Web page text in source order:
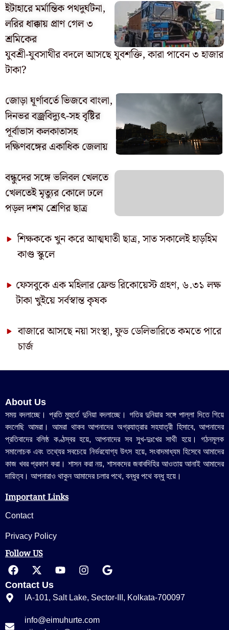
ইটাহারে মর্মান্তিক পথদুর্ঘটনা,
লরির ধাক্কায় প্রাণ গেল ৩
শ্রমিকের
যুবশ্রী-যুবসাথীর বদলে আসছে যুবশক্তি, কারা পাবেন ৩ হাজার
টাকা?
জোড়া ঘূর্ণাবর্তে ভিজবে বাংলা,
দিনভর বজ্রবিদ্যুৎ-সহ বৃষ্টির
পূর্বাভাস কলকাতাসহ
দক্ষিণবঙ্গের একাধিক জেলায়
বন্ধুদের সঙ্গে ভলিবল খেলতে
খেলতেই মৃত্যুর কোলে ঢলে
পড়ল দশম শ্রেণির ছাত্র
শিক্ষককে খুন করে আত্মঘাতী ছাত্র, সাত সকালেই হাড়হিম
কাণ্ড স্কুলে
ফেসবুকে এক মহিলার ফ্রেন্ড রিকোয়েস্ট গ্রহণ, ৬.৩১ লক্ষ
টাকা খুইয়ে সর্বস্বান্ত কৃষক
বাজারে আসছে নয়া সংস্থা, ফুড ডেলিভারিতে কমতে পারে
চার্জ
About Us
সময় বদলাচ্ছে। প্রতি মুহুর্তে দুনিয়া বদলাচ্ছে। গতির দুনিয়ার সঙ্গে পাল্লা দিতে গিয়ে
বদলেছি আমরা। আমরা থাকব আপনাদের অগ্রযাত্রার সহযাত্রী হিসাবে, আপনাদের
প্রতিবাদের বলিষ্ঠ কণ্ঠস্বর হয়ে, আপনাদের সব সুখ-দুঃখের সাথী হয়ে। গঠনমূলক
সমালোচক এবং তথ্যের সবচেয়ে নির্ভরযোগ্য উ‍ৎস হয়ে, সংবাদমাধ্যম হিসেবে আমাদের
কাজ খবর প্রকাশ করা। শাসন করা নয়, শাসকদের জবাবদিহির আওতায় আনাই আমাদের
দায়িত্ব। আপনারাও থাকুন আমাদের চলার পথে, বন্ধুর পথে বন্ধু হয়ে।
Important Links
Contact
Privacy Policy
Follow US
Contact Us
IA-101, Salt Lake, Sector-III, Kolkata-700097
info@eimuhurte.com